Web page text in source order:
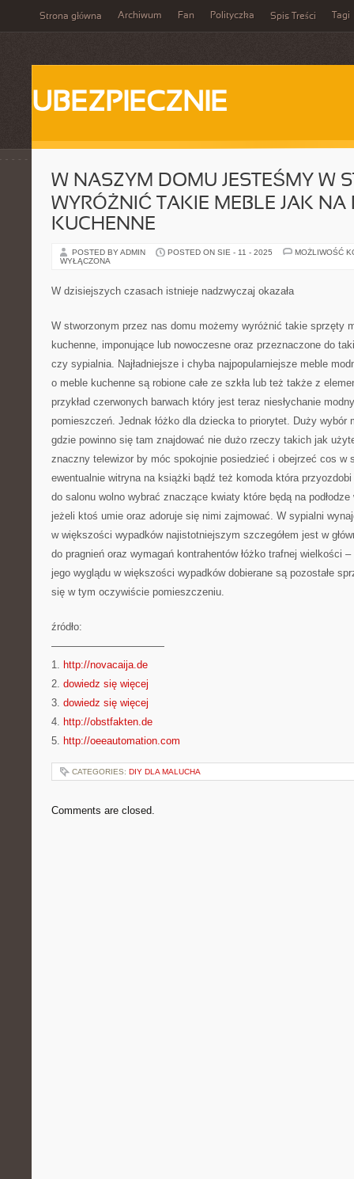
Strona główna Archiwum Fan Polityczka Spis Treści Tagi
UBEZPIECZNIE
W NASZYM DOMU JESTEŚMY W
WYRÓŻNIĆ TAKIE MEBLE JAK NA
KUCHENNE
POSTED BY ADMIN POSTED ON SIE - 11 - 2025
MOŻLIWOŚĆ
WYŁĄCZONA
W dzisiejszych czasach istnieje nadzwyczaj okazała
W stworzonym przez nas domu możemy wyróżnić takie sprzęty
kuchenne, imponujące lub nowoczesne oraz przeznaczone do
czy sypialnia. Najładniejsze i chyba najpopularniejsze meble
o meble kuchenne są robione całe ze szkła lub też także z
przykład czerwonych barwach który jest teraz niesłychanie
pomieszczeń. Jednak łóżko dla dziecka to priorytet. Duży wybór
gdzie powinno się tam znajdować nie dużo rzeczy takich jak
znaczny telewizor by móc spokojnie posiedzieć i obejrzeć cos w
ewentualnie witryna na książki bądź też komoda która
do salonu wolno wybrać znaczące kwiaty które będą na podłodze
jeżeli ktoś umie oraz adoruje się nimi zajmować. W sypialni
w większości wypadków najistotniejszym szczegółem jest w
do pragnień oraz wymagań kontrahentów łóżko trafnej wielkości
jego wyglądu w większości wypadków dobierane są pozostałe
się w tym oczywiście pomieszczeniu.
źródło:
———————————
1. http://novacaija.de
2. dowiedz się więcej
3. dowiedz się więcej
4. http://obstfakten.de
5. http://oeeautomation.com
CATEGORIES: DIY DLA MALUCHA
Comments are closed.